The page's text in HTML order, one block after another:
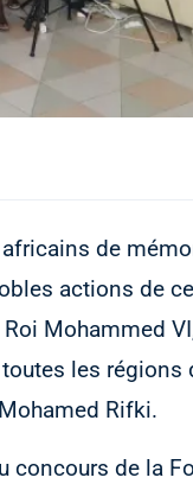
de
actions de
Mohammed
les régions
Rifki.
concours de la